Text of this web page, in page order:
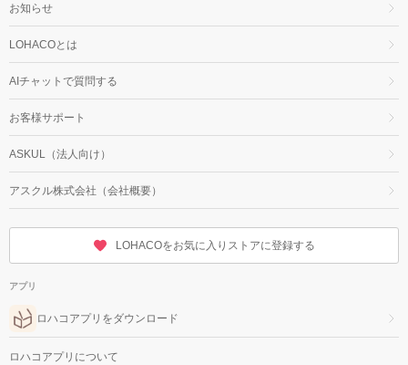
お知らせ
LOHACOとは
AIチャットで質問する
お客様サポート
ASKUL（法人向け）
アスクル株式会社（会社概要）
LOHACOをお気に入りストアに登録する
アプリ
ロハコアプリをダウンロード
ロハコアプリについて